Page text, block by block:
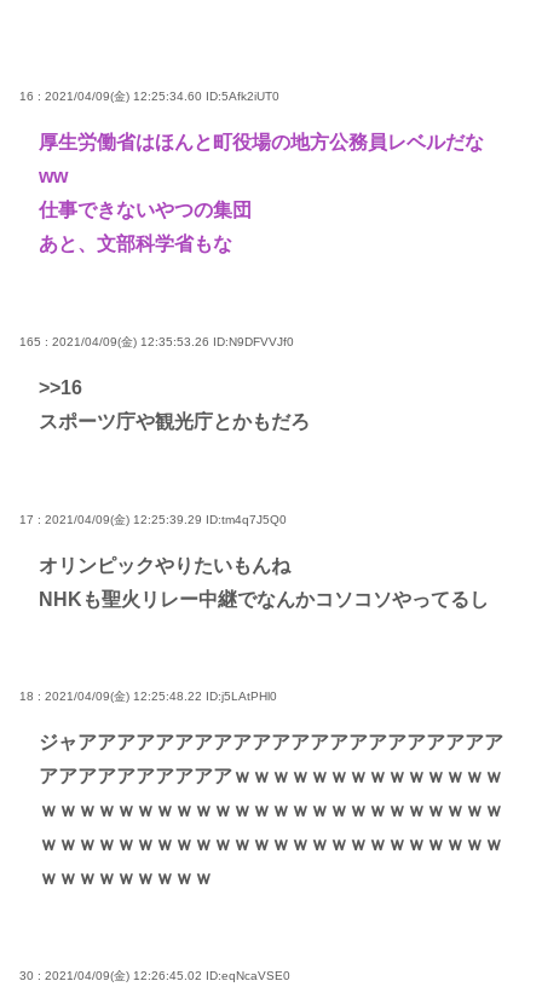
16 : 2021/04/09(金) 12:25:34.60 ID:5Afk2iUT0
厚生労働省はほんと町役場の地方公務員レベルだな
ww
仕事できないやつの集団
あと、文部科学省もな
165 : 2021/04/09(金) 12:35:53.26 ID:N9DFVVJf0
>>16
スポーツ庁や観光庁とかもだろ
17 : 2021/04/09(金) 12:25:39.29 ID:tm4q7J5Q0
オリンピックやりたいもんね
NHKも聖火リレー中継でなんかコソコソやってるし
18 : 2021/04/09(金) 12:25:48.22 ID:j5LAtPHl0
ジャアアアアアアアアアアアアアアアアアアアアアア
アアアアアアアアアアｗｗｗｗｗｗｗｗｗｗｗｗｗｗ
ｗｗｗｗｗｗｗｗｗｗｗｗｗｗｗｗｗｗｗｗｗｗｗｗ
ｗｗｗｗｗｗｗｗｗｗｗｗｗｗｗｗｗｗｗｗｗｗｗｗ
ｗｗｗｗｗｗｗｗｗ
30 : 2021/04/09(金) 12:26:45.02 ID:eqNcaVSE0